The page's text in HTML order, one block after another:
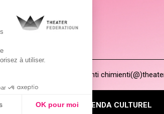
Pablo Chimienti
ACTUALITÉS AGENDA CULTUREL